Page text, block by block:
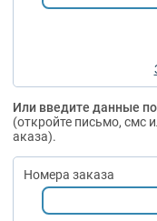
Или введите данные по
(откройте письмо, смс
аказа).
Номера заказа